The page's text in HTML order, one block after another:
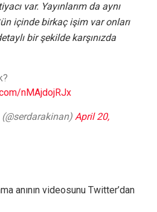
var. Yayınlarım da aynı
içinde birkaç işim var onları
bir şekilde karşınızda
nMAjdojRJx
April 20,
anının videosunu Twitter’dan